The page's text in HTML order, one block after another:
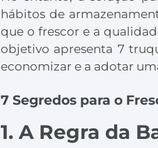
hábitos de
que o frescor e a
objetivo apresenta 7
economizar e a adotar
7 Segredos para o
1. A Regra da